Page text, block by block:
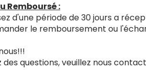
Remboursé :
d'une période de 30 jours a
le remboursement ou
des questions, veuillez nous